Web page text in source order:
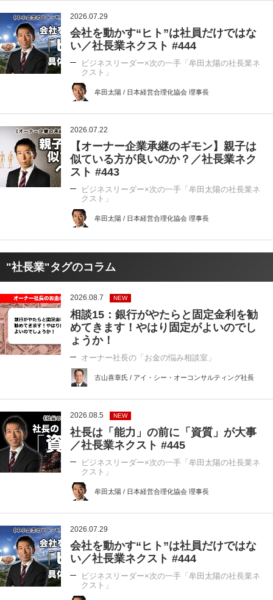
2026.07.29
会社を動かす“ヒト”は社員だけではな
い／社長業ネクスト #444
ビジネスリーダー×次の一手「牟田太陽の社長業ネ
クスト」
牟田太陽 / 日本経営合理化協会 理事長
2026.07.22
【オーナー企業承継のギモン】親子は
似ている方が良いのか？／社長業ネク
スト #443
ビジネスリーダー×次の一手「牟田太陽の社長業ネ
クスト」
牟田太陽 / 日本経営合理化協会 理事長
"社長業"タグのコラム
2026.08.7 NEW
相談15：銀行がやたらと固定金利を勧
めてきます！やはり固定がよいのでし
ょうか！
オーナー社長の「お金の悩み相談室」
古山喜章氏 / アイ・シー・オーコンサルティング社長
2026.08.5 NEW
社長は「能力」の前に「資質」が大事
／社長業ネクスト #445
ビジネスリーダー×次の一手「牟田太陽の社長業ネ
クスト」
牟田太陽 / 日本経営合理化協会 理事長
2026.07.29
会社を動かす“ヒト”は社員だけではな
い／社長業ネクスト #444
ビジネスリーダー×次の一手「牟田太陽の社長業ネ
クスト」